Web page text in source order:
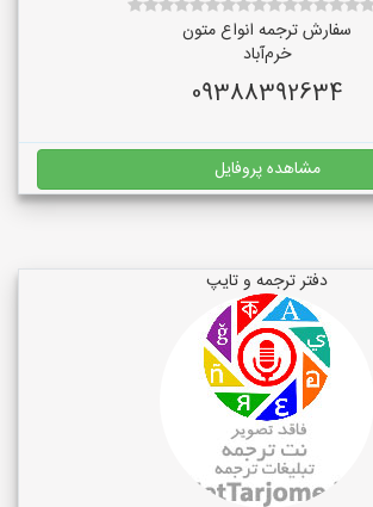
سفارش ترجمه انواع متون
خرم‌آباد
09388392634
مشاهده پروفایل
دفتر ترجمه و تایپ